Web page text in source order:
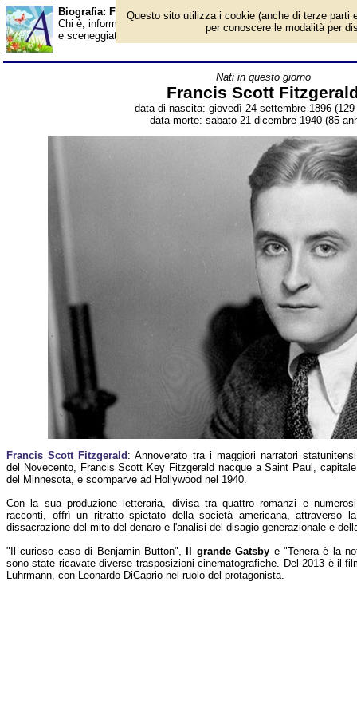
Biografia: Francis Scott Fitzgerald - Almanacco
Chi è, informazioni, foto, qual è la data di nascita, dove è nato,
e sceneggiatore americano. Breve biografia. Voce
Nati in questo giorno
Francis Scott
data di nascita: giovedì 24 settembre 1896 (129
data morte: sabato 21 dicembre 1940 (85
Francis Scott Fitzgerald : Annoverato tra i maggiori narratori statunitensi
del Novecento, Francis Scott Key Fitzgerald nacque a Saint Paul, capitale
del Minnesota, e scomparve ad Hollywood nel 1940.
Con la sua produzione letteraria, divisa tra quattro romanzi e numerosi
racconti, offrì un ritratto spietato della società americana, attraverso la
dissacrazione del mito del denaro e l'analisi del disagio generazionale e
"Il curioso caso di Benjamin Button",
Il grande Gatsby e "Tenera è la
sono state ricavate diverse trasposizioni cinematografiche. Del 2013 è il
Luhrmann, con Leonardo DiCaprio nel ruolo del protagonista.
Questo sito utilizza i cookie (anche di terze parti
per conoscere le modalità per